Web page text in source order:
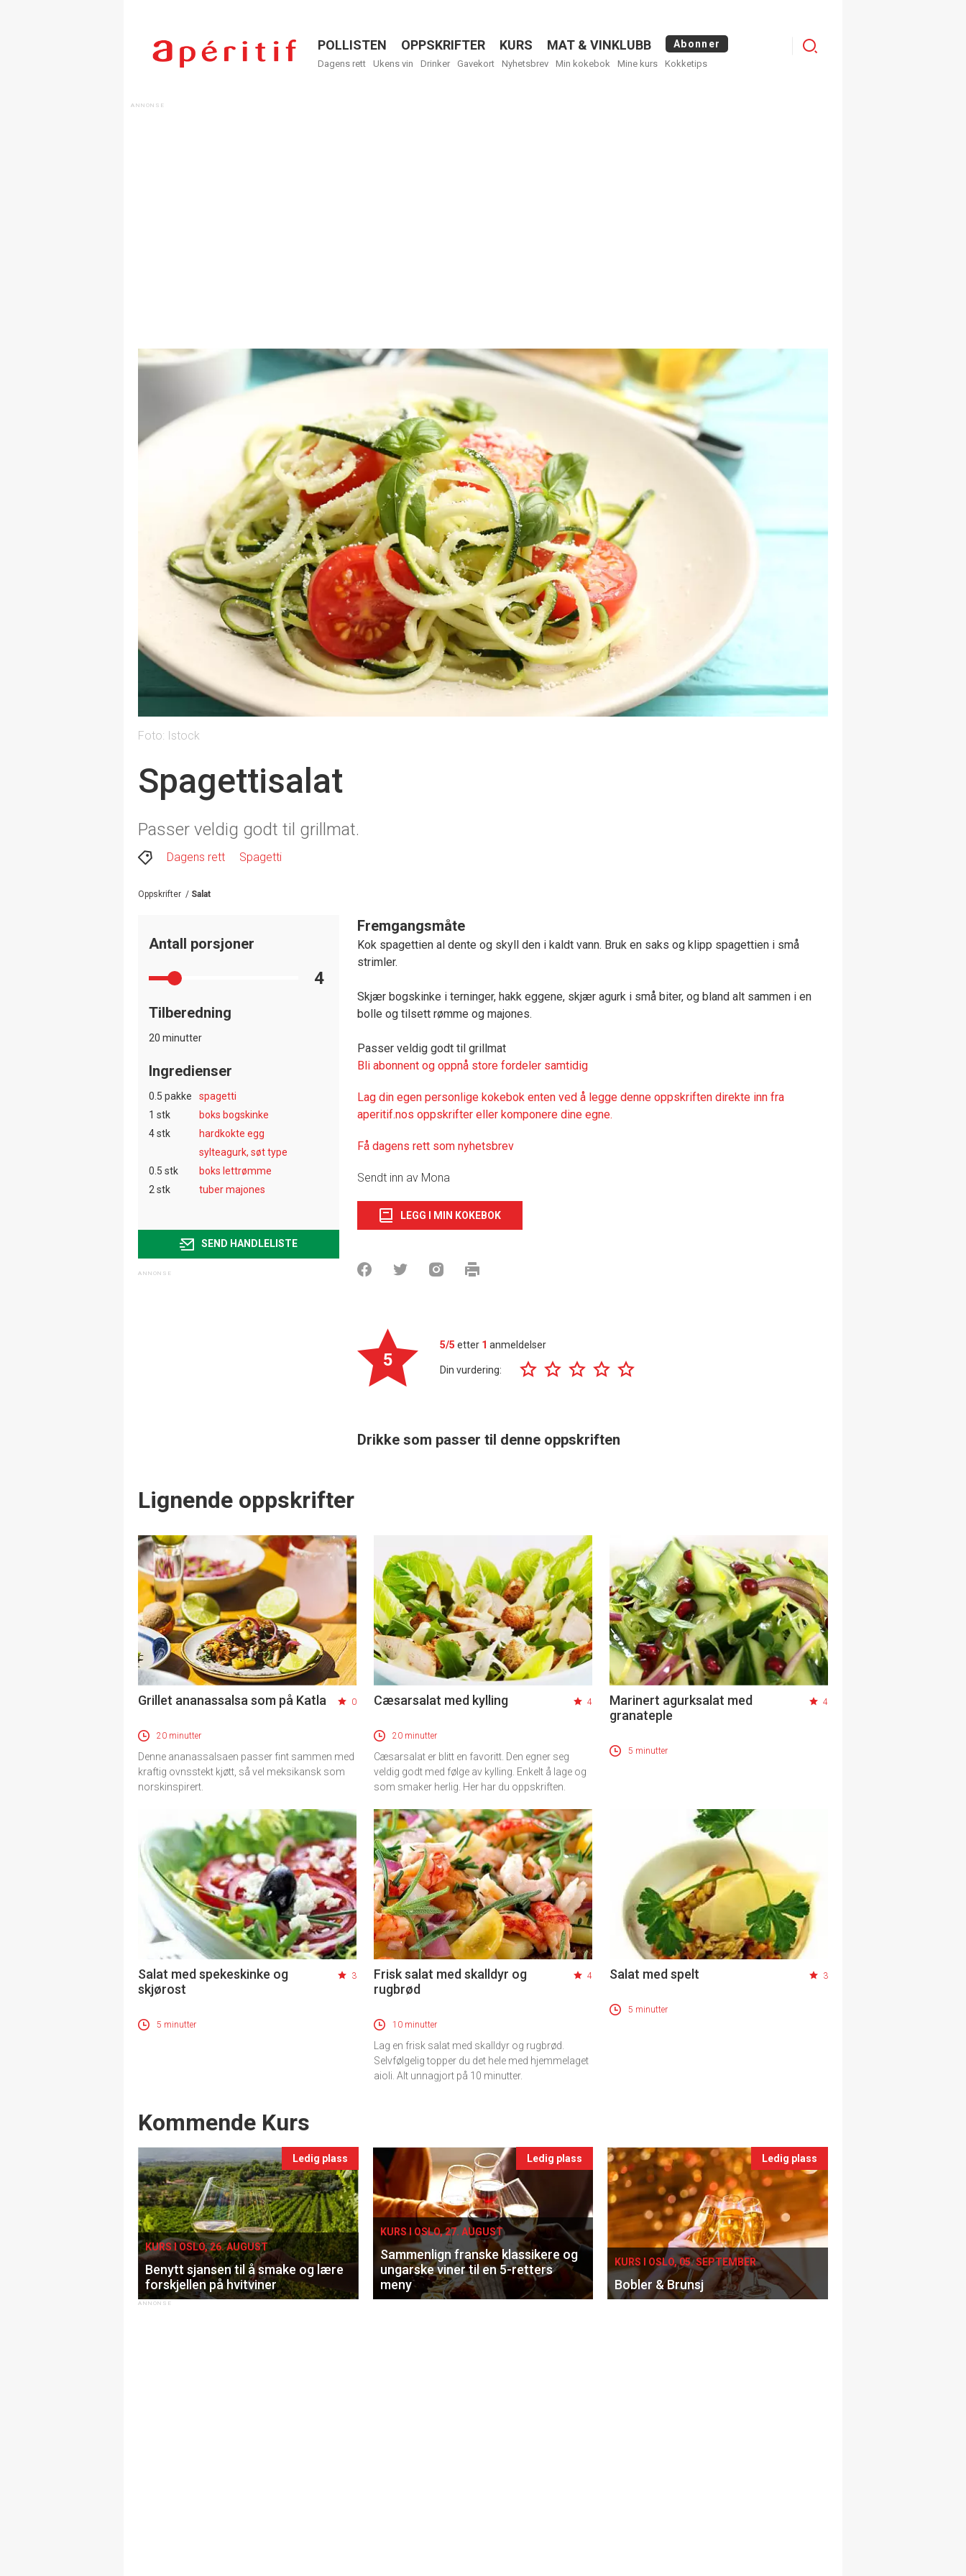
Menu
POLLISTEN OPPSKRIFTER KURS MAT & VINKLUBB Abonner
Dagens rett Ukens vin Drinker Gavekort Nyhetsbrev Min kokebok Mine kurs Kokketips
Logg
Foto: Istock
Spagettisalat
Passer veldig godt til grillmat.
Dagens rett Spagetti
Oppskrifter / Salat
Antall porsjoner
4
Tilberedning
20 minutter
Ingredienser
0.5 pakke
spagetti
1 stk
boks bogskinke
4 stk
hardkokte egg
sylteagurk, søt type
0.5 stk
boks lettrømme
2 stk
tuber majones
SEND HANDLELISTE
Fremgangsmåte
Kok spagettien al dente og skyll den i kaldt vann. Bruk en saks og klipp spagettien i små
strimler.
Skjær bogskinke i terninger, hakk eggene, skjær agurk i små biter, og bland alt sammen i en
bolle og tilsett rømme og majones.
Passer veldig godt til grillmat
Bli abonnent og oppnå store fordeler samtidig
Lag din egen personlige kokebok enten ved å legge denne oppskriften direkte inn fra
aperitif.nos oppskrifter eller komponere dine egne.
Få dagens rett som nyhetsbrev
Sendt inn av Mona
LEGG I MIN KOKEBOK
5
5/5 etter 1 anmeldelser
Din vurdering:
Drikke som passer til denne oppskriften
Lignende oppskrifter
Grillet ananassalsa som på Katla 0
20 minutter
Denne ananassalsaen passer fint sammen med
kraftig ovnsstekt kjøtt, så vel meksikansk som
norskinspirert.
Cæsarsalat med kylling 4
20 minutter
Cæsarsalat er blitt en favoritt. Den egner seg
veldig godt med følge av kylling. Enkelt å lage og
som smaker herlig. Her har du oppskriften.
Marinert agurksalat med
granateple
4
5 minutter
Salat med spekeskinke og
skjørost
3
5 minutter
Frisk salat med skalldyr og
rugbrød
4
10 minutter
Lag en frisk salat med skalldyr og rugbrød.
Selvfølgelig topper du det hele med hjemmelaget
aioli. Alt unnagjort på 10 minutter.
Salat med spelt 3
5 minutter
Events
Kommende Kurs
Ledig plass
KURS I OSLO, 26. AUGUST
Benytt sjansen til å smake og lære
forskjellen på hvitviner
Ledig plass
KURS I OSLO, 27. AUGUST
Sammenlign franske klassikere og
ungarske viner til en 5-retters
meny
Ledig plass
KURS I OSLO, 05. SEPTEMBER
Bobler & Brunsj